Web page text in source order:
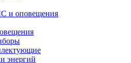
и оповещения
энергий